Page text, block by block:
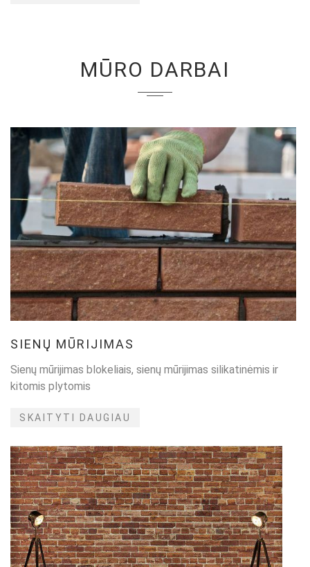
MŪRO DARBAI
SIENŲ MŪRIJIMAS
Sienų mūrijimas blokeliais, sienų mūrijimas silikatinėmis ir
kitomis plytomis
SKAITYTI DAUGIAU